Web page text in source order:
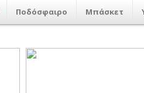
Ποδόσφαιρο Μπάσκετ